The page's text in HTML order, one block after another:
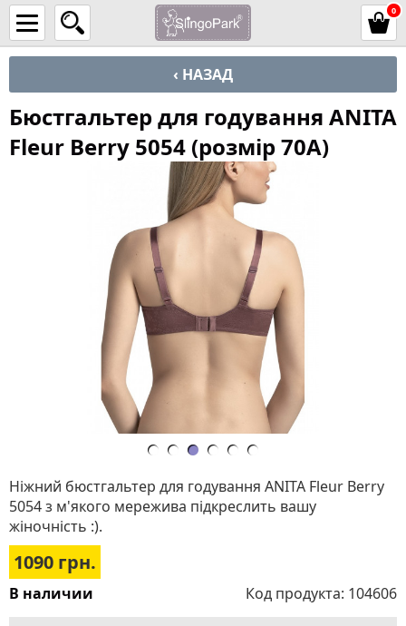
0
‹ НАЗАД
Бюстгальтер для годування ANITA
Fleur Berry 5054 (розмір 70A)
Ніжний бюстгальтер для годування ANITA Fleur Berry
5054 з м'якого мережива підкреслить вашу
жіночність :).
1090 грн.
В наличии Код продукта: 104606